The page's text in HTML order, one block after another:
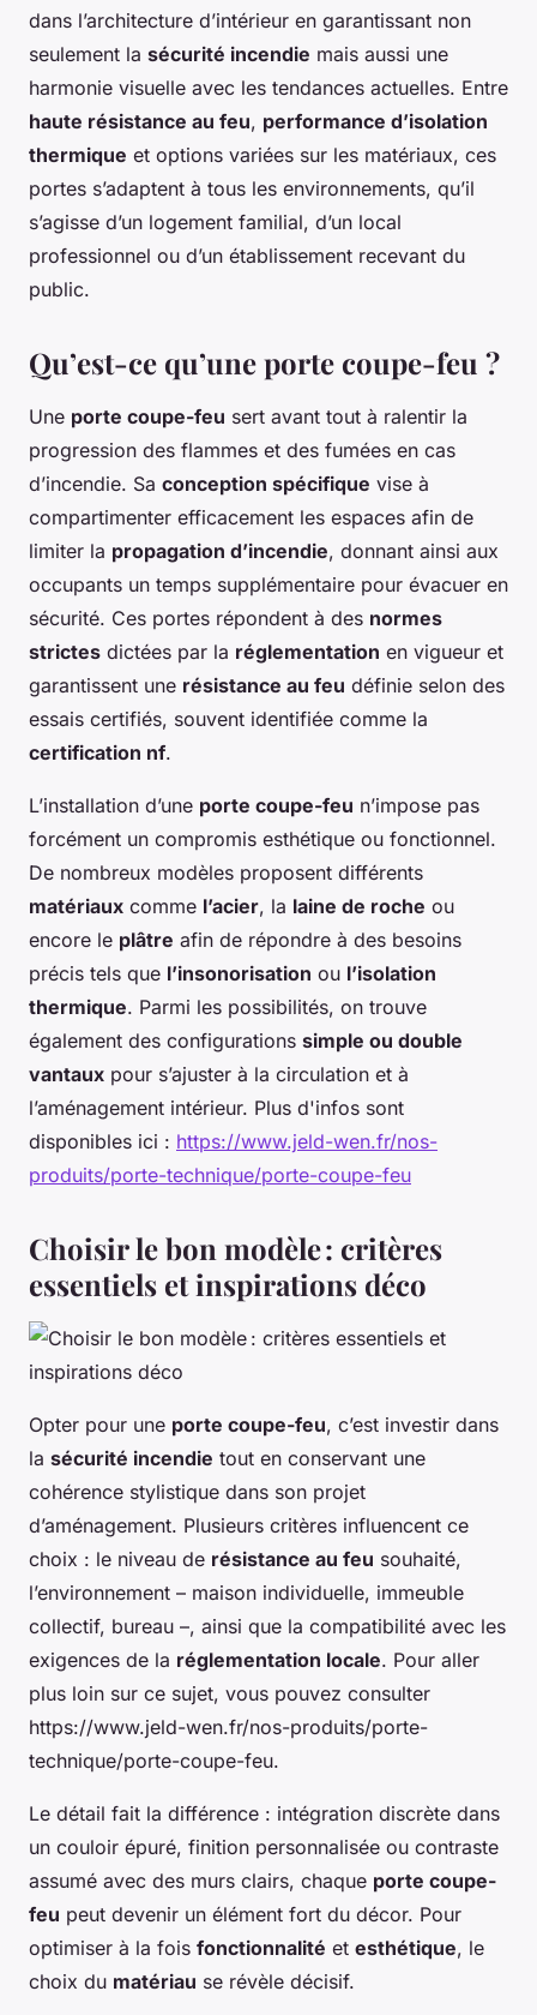
dans l’architecture d’intérieur en garantissant non
seulement la sécurité incendie mais aussi une
harmonie visuelle avec les tendances actuelles. Entre
haute résistance au feu, performance d’isolation
thermique et options variées sur les matériaux, ces
portes s’adaptent à tous les environnements, qu’il
s’agisse d’un logement familial, d’un local
professionnel ou d’un établissement recevant du
public.
Qu’est-ce qu’une porte coupe-feu ?
Une porte coupe-feu sert avant tout à ralentir la
progression des flammes et des fumées en cas
d’incendie. Sa conception spécifique vise à
compartimenter efficacement les espaces afin de
limiter la propagation d’incendie, donnant ainsi aux
occupants un temps supplémentaire pour évacuer en
sécurité. Ces portes répondent à des normes
strictes dictées par la réglementation en vigueur et
garantissent une résistance au feu définie selon des
essais certifiés, souvent identifiée comme la
certification nf.
L’installation d’une porte coupe-feu n’impose pas
forcément un compromis esthétique ou fonctionnel.
De nombreux modèles proposent différents
matériaux comme l’acier, la laine de roche ou
encore le plâtre afin de répondre à des besoins
précis tels que l’insonorisation ou l’isolation
thermique. Parmi les possibilités, on trouve
également des configurations simple ou double
vantaux pour s’ajuster à la circulation et à
l’aménagement intérieur. Plus d'infos sont
disponibles ici : https://www.jeld-wen.fr/nos-
produits/porte-technique/porte-coupe-feu
Choisir le bon modèle : critères
essentiels et inspirations déco
Opter pour une porte coupe-feu, c’est investir dans
la sécurité incendie tout en conservant une
cohérence stylistique dans son projet
d’aménagement. Plusieurs critères influencent ce
choix : le niveau de résistance au feu souhaité,
l’environnement – maison individuelle, immeuble
collectif, bureau –, ainsi que la compatibilité avec les
exigences de la réglementation locale. Pour aller
plus loin sur ce sujet, vous pouvez consulter
https://www.jeld-wen.fr/nos-produits/porte-
technique/porte-coupe-feu.
Le détail fait la différence : intégration discrète dans
un couloir épuré, finition personnalisée ou contraste
assumé avec des murs clairs, chaque porte coupe-
feu peut devenir un élément fort du décor. Pour
optimiser à la fois fonctionnalité et esthétique, le
choix du matériau se révèle décisif.